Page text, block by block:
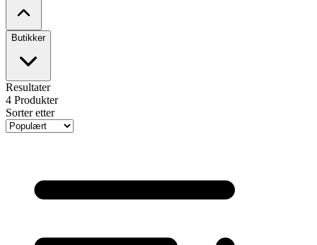
Butikker
Resultater
4 Produkter
Sorter etter